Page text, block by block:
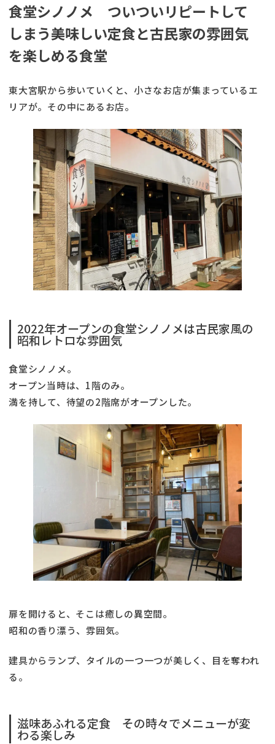
食堂シノノメ ついついリピートして
しまう美味しい定食と古民家の雰囲気
を楽しめる食堂
東大宮駅から歩いていくと、小さなお店が集まっているエ
リアが。その中にあるお店。
2022年オープンの食堂シノノメは古民家風の
昭和レトロな雰囲気
食堂シノノメ。
オープン当時は、1階のみ。
満を持して、待望の2階席がオープンした。
扉を開けると、そこは癒しの異空間。
昭和の香り漂う、雰囲気。
建具からランプ、タイルの一つ一つが美しく、目を奪われ
る。
滋味あふれる定食 その時々でメニューが変
わる楽しみ